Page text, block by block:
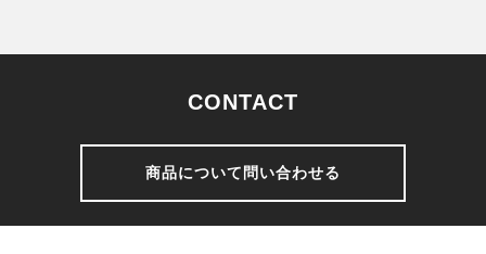
CONTACT
商品について問い合わせる